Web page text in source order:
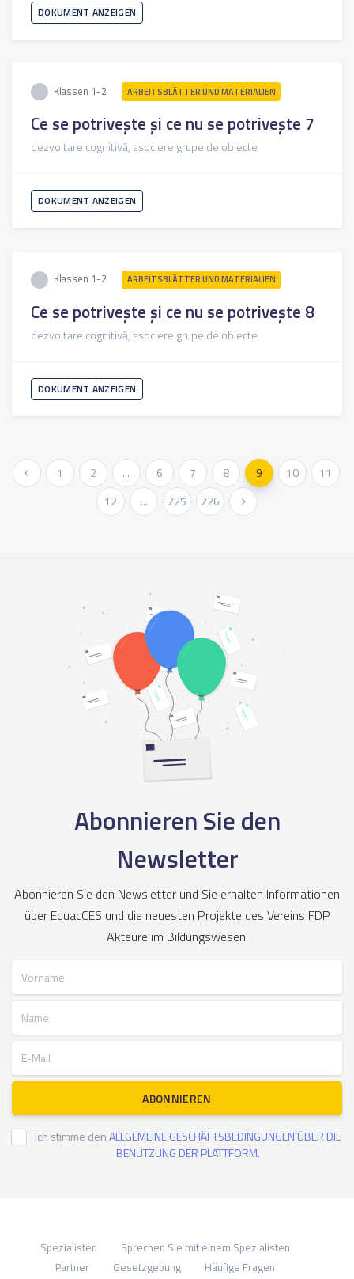
DOKUMENT ANZEIGEN
Klassen 1-2 ARBEITSBLÄTTER UND MATERIALIEN
Ce se potrivește și ce nu se potrivește 7
dezvoltare cognitivă, asociere grupe de obiecte
DOKUMENT ANZEIGEN
Klassen 1-2 ARBEITSBLÄTTER UND MATERIALIEN
Ce se potrivește și ce nu se potrivește 8
dezvoltare cognitivă, asociere grupe de obiecte
DOKUMENT ANZEIGEN
« Vorher 1 2 ... 6 7 8 9 10
11
12
... 225 226 Weiter »
Abonnieren Sie den
Newsletter
Abonnieren Sie den Newsletter und Sie erhalten Informationen
über EduacCES und die neuesten Projekte des Vereins FDP
Akteure im Bildungswesen.
ABONNIEREN
Ich stimme denALLGEMEINE GESCHÄFTSBEDINGUNGEN ÜBER DIE
BENUTZUNG DER PLATTFORM.
Spezialisten
Sprechen Sie mit einem Spezialisten
Partner
Gesetzgebung Häufige Fragen